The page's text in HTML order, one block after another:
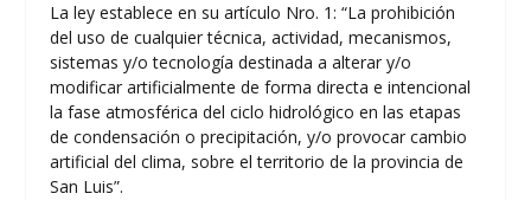
La ley establece en su artículo Nro. 1: “La prohibición
del uso de cualquier técnica, actividad, mecanismos,
sistemas y/o tecnología destinada a alterar y/o
modificar artificialmente de forma directa e intencional
la fase atmosférica del ciclo hidrológico en las etapas
de condensación o precipitación, y/o provocar cambio
artificial del clima, sobre el territorio de la provincia de
San Luis”.